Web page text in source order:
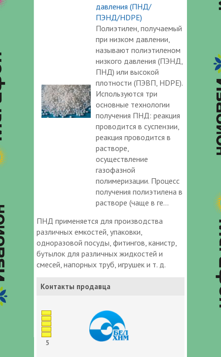
давления (ПНД/
ПЭНД/HDPE)
Полиэтилен, получаемый
при низком давлении,
называют полиэтиленом
низкого давления (ПЭНД,
ПНД) или высокой
плотности (ПЭВП, HDPE).
Используются три
основные технологии
получения ПНД: реакция
проводится в суспензии,
реакция проводится в
растворе,
осуществление
газофазной
полимеризации. Процесс
получения полиэтилена в
растворе (чаще в ге...
ПНД применяется для производства
различных емкостей, упаковки,
одноразовой посуды, фитингов, канистр,
бутылок для различных жидкостей и
смесей, напорных труб, игрушек и т. д.
Контакты продавца
5